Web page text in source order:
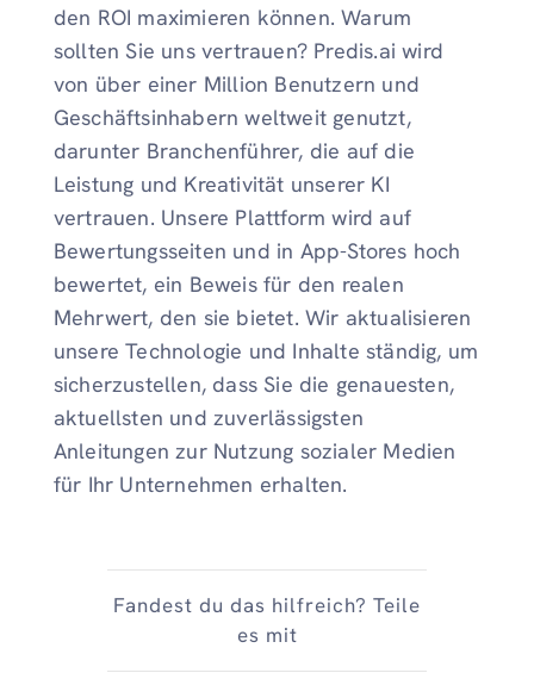
den ROI maximieren können. Warum
sollten Sie uns vertrauen? Predis.ai wird
von über einer Million Benutzern und
Geschäftsinhabern weltweit genutzt,
darunter Branchenführer, die auf die
Leistung und Kreativität unserer KI
vertrauen. Unsere Plattform wird auf
Bewertungsseiten und in App-Stores hoch
bewertet, ein Beweis für den realen
Mehrwert, den sie bietet. Wir aktualisieren
unsere Technologie und Inhalte ständig, um
sicherzustellen, dass Sie die genauesten,
aktuellsten und zuverlässigsten
Anleitungen zur Nutzung sozialer Medien
für Ihr Unternehmen erhalten.
Fandest du das hilfreich? Teile
es mit